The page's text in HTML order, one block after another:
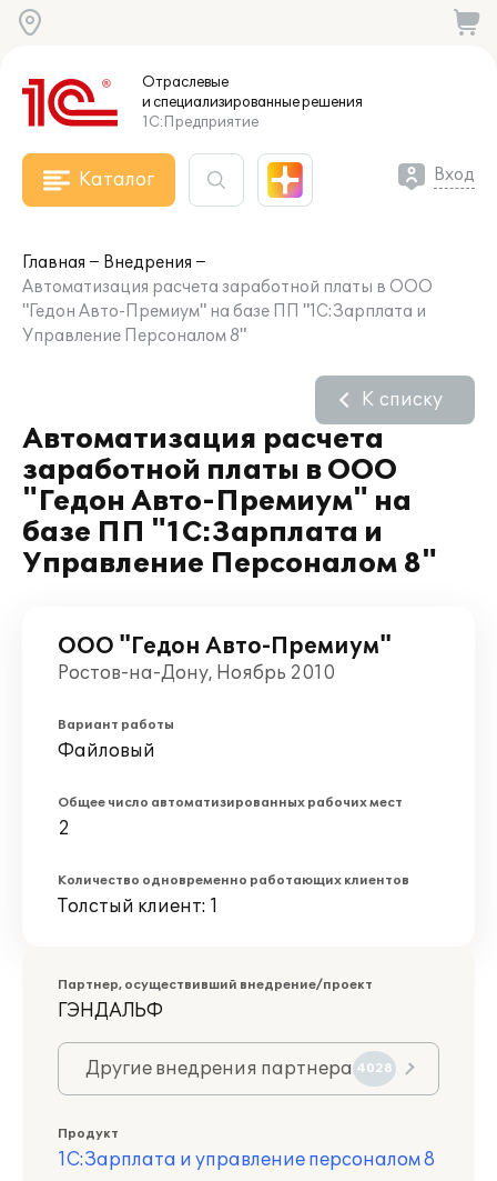
Отраслевые
и специализированныерешения
1С:Предприятие
Каталог Вход
Главная
Внедрения
Автоматизация расчета заработной платы в ООО
"Гедон Авто-Премиум" на базе ПП "1С:Зарплата и
Управление Персоналом 8"
Автоматизация расчета
заработной платы в ООО
"Гедон Авто-Премиум" на
базе ПП "1С:Зарплата и
Управление Персоналом 8"
К списку
ООО "Гедон Авто-Премиум"
Ростов-на-Дону, Ноябрь 2010
Вариант работы
Файловый
Общее число автоматизированных рабочих мест
2
Количество одновременно работающих клиентов
Толстый клиент: 1
Партнер, осуществивший внедрение/проект
ГЭНДАЛЬФ
Другие внедрения партнера 4028
Продукт
1С:Зарплата и управление персоналом 8